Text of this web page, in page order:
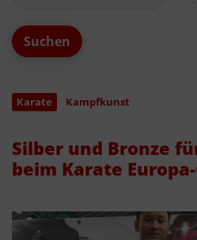
Karate Kampfkunst
Silber und Bronze
beim Karate